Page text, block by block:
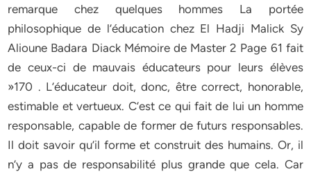
remarque chez quelques hommes La portée
philosophique de l’éducation chez El Hadji Malick Sy
Alioune Badara Diack Mémoire de Master 2 Page 61 fait
de ceux-ci de mauvais éducateurs pour leurs élèves
»170 . L’éducateur doit, donc, être correct, honorable,
estimable et vertueux. C’est ce qui fait de lui un homme
responsable, capable de former de futurs responsables.
Il doit savoir qu’il forme et construit des humains. Or, il
n’y a pas de responsabilité plus grande que cela. Car